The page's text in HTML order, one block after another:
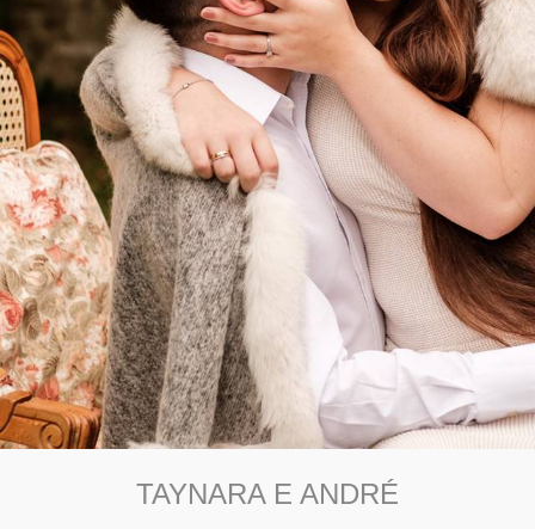
TAYNARA E ANDRÉ